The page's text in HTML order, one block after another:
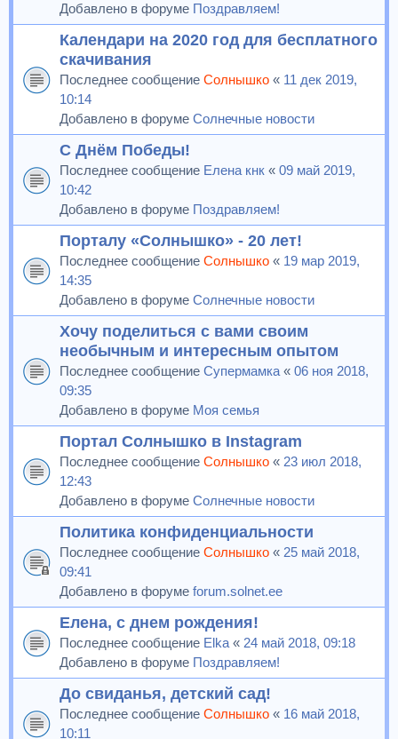
Добавлено в форуме Поздравляем!
Календари на 2020 год для бесплатного
скачивания
Последнее сообщение Солнышко « 11 дек 2019,
10:14
Добавлено в форуме Солнечные новости
С Днём Победы!
Последнее сообщение Елена кнк « 09 май 2019,
10:42
Добавлено в форуме Поздравляем!
Порталу «Солнышко» - 20 лет!
Последнее сообщение Солнышко « 19 мар 2019,
14:35
Добавлено в форуме Солнечные новости
Хочу поделиться с вами своим
необычным и интересным опытом
Последнее сообщение Супермамка « 06 ноя 2018,
09:35
Добавлено в форуме Моя семья
Портал Солнышко в Instagram
Последнее сообщение Солнышко « 23 июл 2018,
12:43
Добавлено в форуме Солнечные новости
Политика конфиденциальности
Последнее сообщение Солнышко « 25 май 2018,
09:41
Добавлено в форуме forum.solnet.ee
Елена, с днем рождения!
Последнее сообщение Elka « 24 май 2018, 09:18
Добавлено в форуме Поздравляем!
До свиданья, детский сад!
Последнее сообщение Солнышко « 16 май 2018,
10:11